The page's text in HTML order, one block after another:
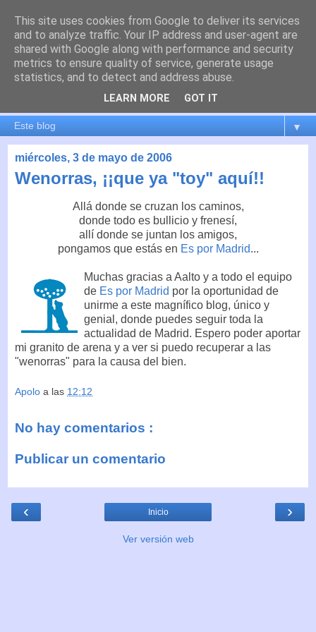
es por madrid
El blog de Madrid y su actualidad, proyectos, transporte,
movilidad, arquitectura, participación, medio ambiente,
educación, empleo, ...
▼
miércoles, 3 de mayo de 2006
Wenorras, ¡¡que ya "toy" aquí!!
Allá donde se cruzan los caminos,
donde todo es bullicio y frenesí,
allí donde se juntan los amigos,
pongamos que estás en Es por Madrid...
Muchas gracias a Aalto y a todo el equipo
de Es por Madrid por la oportunidad de
unirme a este magnífico blog, único y
genial, donde puedes seguir toda la
actualidad de Madrid. Espero poder aportar
mi granito de arena y a ver si puedo recuperar a las
"wenorras" para la causa del bien.
Apolo a las 12:12
No hay comentarios :
Publicar un comentario
‹ ›
Inicio
Ver versión web
This site uses cookies from Google to deliver its services
and to analyze traffic. Your IP address and user-agent are
shared with Google along with performance and security
metrics to ensure quality of service, generate usage
statistics, and to detect and address abuse.
LEARN MORE GOT IT